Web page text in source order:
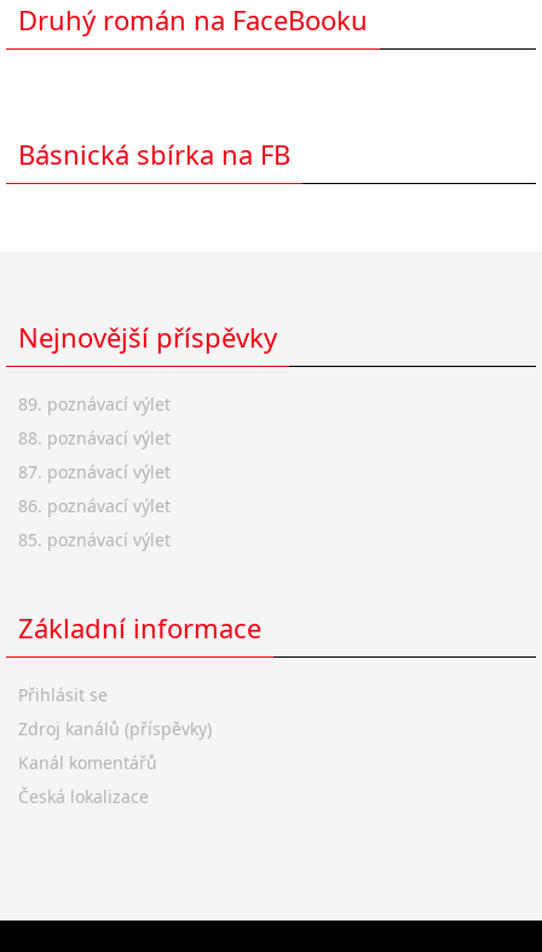
Druhý román na FaceBooku
Básnická sbírka na FB
Nejnovější příspěvky
89. poznávací výlet
88. poznávací výlet
87. poznávací výlet
86. poznávací výlet
85. poznávací výlet
Základní informace
Přihlásit se
Zdroj kanálů (příspěvky)
Kanál komentářů
Česká lokalizace